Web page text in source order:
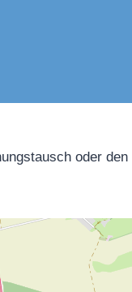
oder